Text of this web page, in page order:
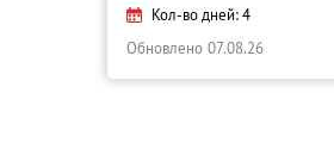
Кол-во дней: 4
Обновлено 07.08.26